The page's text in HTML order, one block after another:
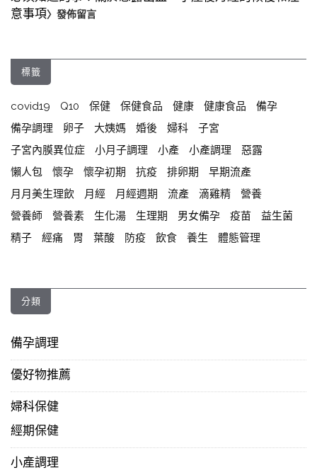
意事項〉發佈留言
標籤
covid19 Q10 保健 保健食品 健康 健康食品
備孕
備孕調理
卵子 大姨媽 婚後 婦科
子宮
子宮內膜異位症
小月子調理 小產 小產調理
惡露
懶人包
懷孕 懷孕初期 抗疫 排卵期
早期流產
月月美生理飲
月經 月經週期 流產 滴雞精
營養
營養師
營養素 生化湯 生理期 男女備孕 疫苗
益生菌
精子
經痛 胃 葉酸 防疫 飲食 養生 體態管理
分類
備孕調理
優好物推薦
婦科保健
經期保健
小產調理